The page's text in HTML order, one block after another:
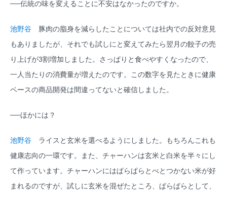
──伝統の味を変えることに不安はなかったのですか。
池野谷 豚肉の脂身を減らしたことについては社内での反対意見
もありましたが、それでも試しにと変えてみたら翌月の餃子の売
り上げが3割増加しました。さっぱりと食べやすくなったので、
一人当たりの消費量が増えたのです。この数字を見たときに健康
ベースの商品開発は間違ってないと確信しました。
──ほかには？
池野谷 ライスと玄米を選べるようにしました。もちろんこれも
健康志向の一環です。また、チャーハンは玄米と白米を半々にし
て作っています。チャーハンにはぱらぱらとべとつかない米が好
まれるのですが、試しに玄米を混ぜたところ、ぱらぱらとして、